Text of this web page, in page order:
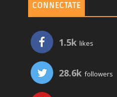
CONNECTATE
1.5k likes
28.6k followers